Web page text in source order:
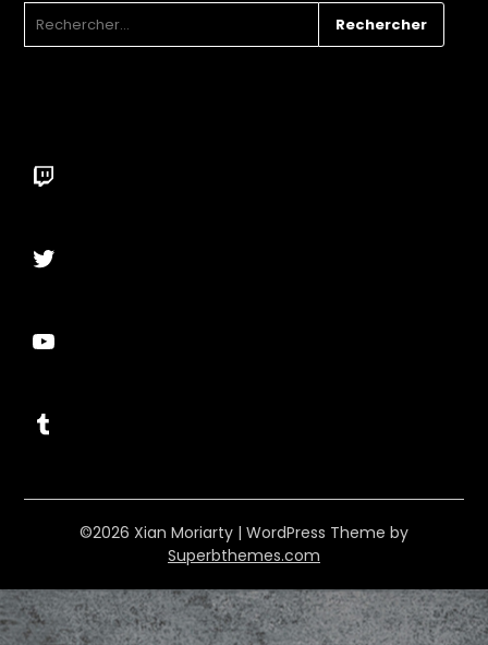
Twitch
Twitter
YouTube
Tumblr
©2026 Xian Moriarty | WordPress Theme by
Superbthemes.com